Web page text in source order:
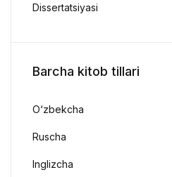
Dissertatsiyasi
Barcha kitob tillari
O‘zbekcha
Ruscha
Inglizcha